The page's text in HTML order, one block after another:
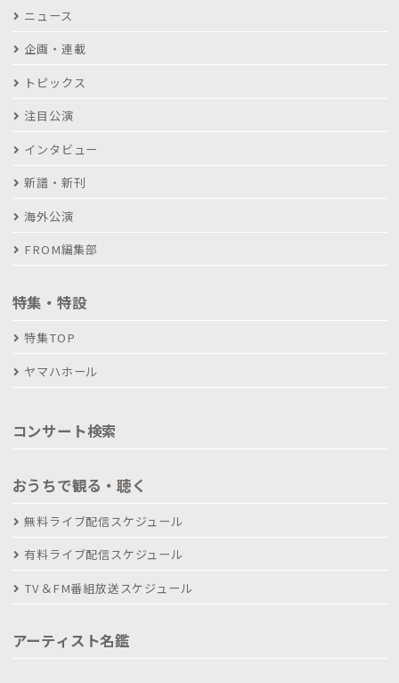
ニュース
企画・連載
トピックス
注目公演
インタビュー
新譜・新刊
海外公演
FROM編集部
特集・特設
特集TOP
ヤマハホール
コンサート検索
おうちで観る・聴く
無料ライブ配信スケジュール
有料ライブ配信スケジュール
TV＆FM番組放送スケジュール
アーティスト名鑑